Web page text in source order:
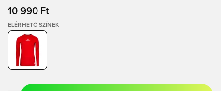
10 990 Ft
ELÉRHETŐ SZÍNEK